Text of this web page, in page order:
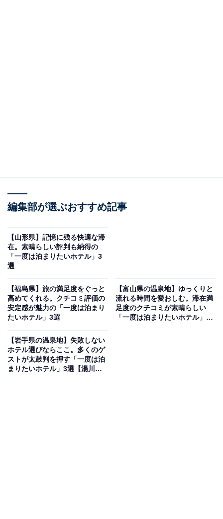
母畑温泉 八幡屋（画像：「母畑温泉 八幡屋」公式Webサイトより）
「母畑温泉 八幡屋」は、阿武隈山系の自然に抱かれた名
宿です。館内に一歩足を踏み入れると、浮舞台での琴の
生演奏と温akaなおもてなしが迎えてくれます。自慢の
風呂、麦飯石サウナなど種類が豊富。地元の味覚が並ぶ
会席料理や名物「ざっぱ汁」が味わえる朝食バイキング
も好評です。
編集部が選ぶおすすめ記事
【山形県】記憶に残る快適な滞
在。素晴らしい評判も納得の
「一度は泊まりたいホテル」3
選
【福島県】旅の満足度をぐっと
高めてくれる。クチコミ評価の
安定感が魅力の「一度は泊まり
たいホテル」3選
【富山県の温泉地】ゆっくりと
流れる時間を愛おしむ。滞在満
足度のクチコミが素晴らしい
「一度は泊まりたいホテル」3
【岩手県の温泉地】失敗しない
ホテル選びならここ。多くのゲ
ストが太鼓判を押す「一度は泊
まりたいホテル」3選【湯川温